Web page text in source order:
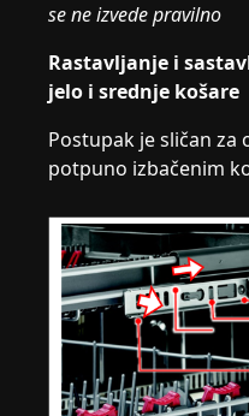
se ne izvede pravilno
Rastavljanje i
jelo i srednje košare
Postupak je sličan za
potpuno izbačenim